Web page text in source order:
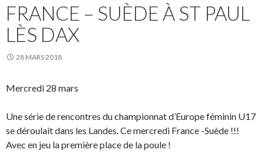
FRANCE – SUÈDE À ST PAUL
LÈS DAX
28 MARS 2018
Mercredi 28 mars
Une série de rencontres du championnat d’Europe féminin U17
se déroulait dans les Landes. Ce mercredi France -Suède !!!
Avec en jeu la première place de la poule !